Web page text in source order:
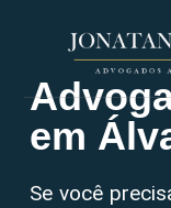
em
Se você